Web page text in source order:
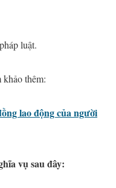
luật.
thêm:
lao động của người
vụ sau đây: